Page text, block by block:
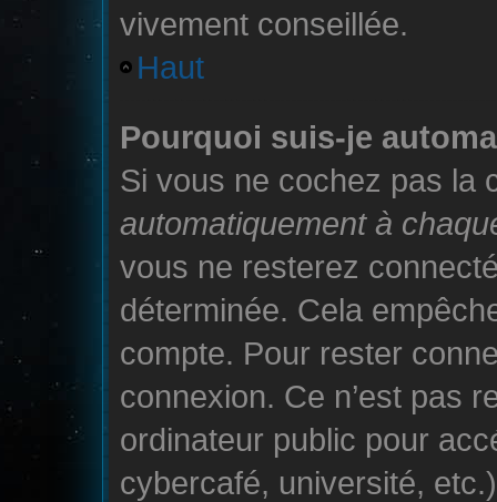
vivement conseillée.
Haut
Pourquoi suis-je
Si vous ne cochez pas la
automatiquement à
vous ne resterez
déterminée. Cela
compte. Pour rester
connexion. Ce n’est pas
ordinateur public pour
cybercafé, université,